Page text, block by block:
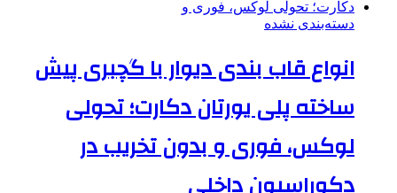
دسته‌بندی نشده
انواع قاب بندی دیوار با گچبری پیش
ساخته پلی یورتان دکارت؛ تحولی
لوکس، فوری و بدون تخریب در